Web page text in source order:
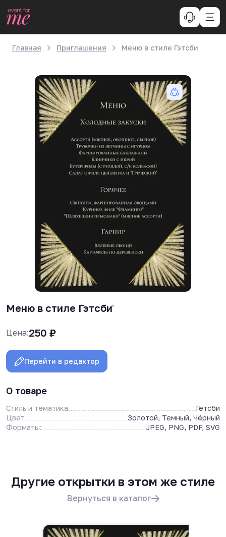
Главная Приглашения Меню в стиле Гэтсби
Меню в стиле Гэтсби
Цена:250 ₽
Перейти в редактор
О товаре
Стиль и тематика
Гетсби
Цвет
Золотой, Темный, Чёрный
Форматы:
JPEG, PNG, PDF, SVG
Другие открытки в этом же стиле
Вернуться в каталог